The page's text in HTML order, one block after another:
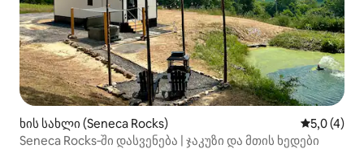
ხის სახლი (Seneca Rocks) საშუალო
5,0 (4)
Seneca Rocks‑ში დასვენება | ჯაკუზი და მთის ხედები